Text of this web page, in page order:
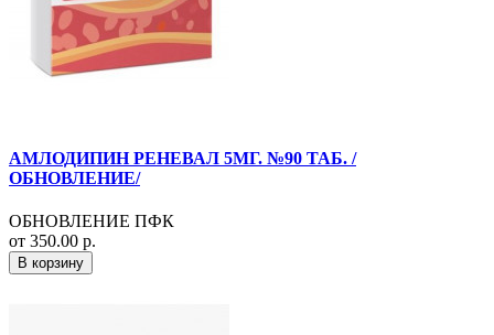
АМЛОДИПИН РЕНЕВАЛ 5МГ. №90 ТАБ. /
ОБНОВЛЕНИЕ/
ОБНОВЛЕНИЕ ПФК
от 350.00 р.
В корзину